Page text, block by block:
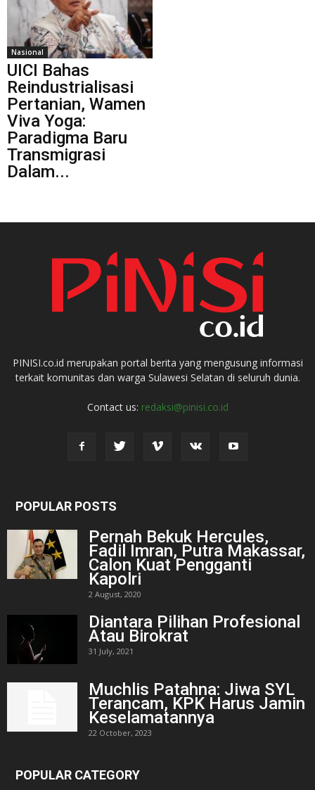
Nasional
UICI Bahas
Reindustrialisasi
Pertanian, Wamen
Viva Yoga:
Paradigma Baru
Transmigrasi
Dalam...
PINISI.co.id merupakan portal berita yang mengusung informasi
terkait komunitas dan warga Sulawesi Selatan di seluruh dunia.
Contact us: redaksi@pinisi.co.id
POPULAR POSTS
Pernah Bekuk Hercules,
Fadil Imran, Putra Makassar,
Calon Kuat Pengganti
Kapolri
2 August, 2020
Diantara Pilihan Profesional
Atau Birokrat
31 July, 2021
Muchlis Patahna: Jiwa SYL
Terancam, KPK Harus Jamin
Keselamatannya
22 October, 2023
POPULAR CATEGORY